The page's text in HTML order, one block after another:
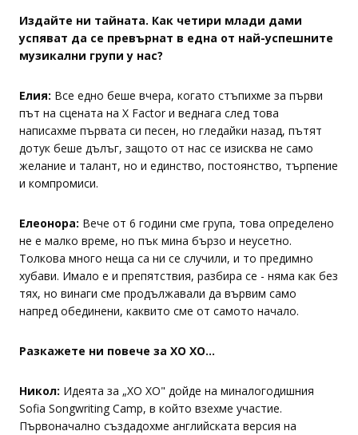
Издайте ни тайната. Как четири млади дами
успяват да се превърнат в една от най-успешните
музикални групи у нас?
Елия: Все едно беше вчера, когато стъпихме за първи
път на сцената на X Factor и веднага след това
написахме първата си песен, но гледайки назад, пътят
дотук беше дълъг, защото от нас се изисква не само
желание и талант, но и единство, постоянство, търпение
и компромиси.
Елеонора: Вече от 6 години сме група, това определено
не е малко време, но пък мина бързо и неусетно.
Толкова много неща са ни се случили, и то предимно
хубави. Имало е и препятствия, разбира се - няма как без
тях, но винаги сме продължавали да вървим само
напред обединени, каквито сме от самото начало.
Разкажете ни повече за XO XO…
Никол: Идеята за „ХО ХО" дойде на миналогодишния
Sofia Songwriting Camp, в който взехме участие.
Първоначално създадохме английската версия на